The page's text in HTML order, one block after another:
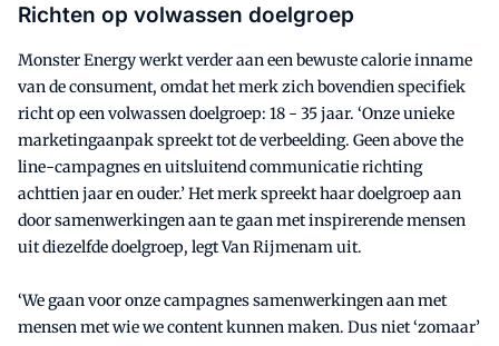
Richten op volwassen doelgroep
Monster Energy werkt verder aan een bewuste calorie inname
van de consument, omdat het merk zich bovendien specifiek
richt op een volwassen doelgroep: 18 - 35 jaar. ‘Onze unieke
marketingaanpak spreekt tot de verbeelding. Geen above the
line-campagnes en uitsluitend communicatie richting
achttien jaar en ouder.’ Het merk spreekt haar doelgroep aan
door samenwerkingen aan te gaan met inspirerende mensen
uit diezelfde doelgroep, legt Van Rijmenam uit.
‘We gaan voor onze campagnes samenwerkingen aan met
mensen met wie we content kunnen maken. Dus niet ‘zomaar’